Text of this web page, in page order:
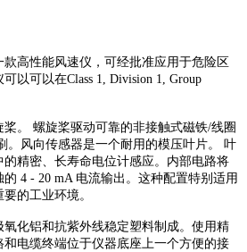
高性能风速仪，可经批准应用于危险区
以可以在Class 1, Division 1, Group
。 螺旋桨驱动可靠的非接触式磁铁/线圈
。风向传感器是一个耐用的模压叶片。 叶
的精密、长寿命电位计感应。内部电路将
4 - 20 mA 电流输出。这种配置特别适用
的工业环境。
化铝和抗紫外线稳定塑料制成。使用精
电缆终端位于仪器底座上一个方便的接